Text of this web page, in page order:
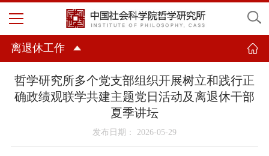
离退休工作
哲学研究所多个党支部组织开展树立和践行正
确政绩观联学共建主题党日活动及离退休干部
夏季讲坛
发布日期： 2026-05-29